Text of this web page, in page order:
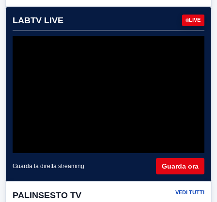
LABTV LIVE LIVE
Guarda la diretta streaming Guarda ora
PALINSESTO TV VEDI TUTTI